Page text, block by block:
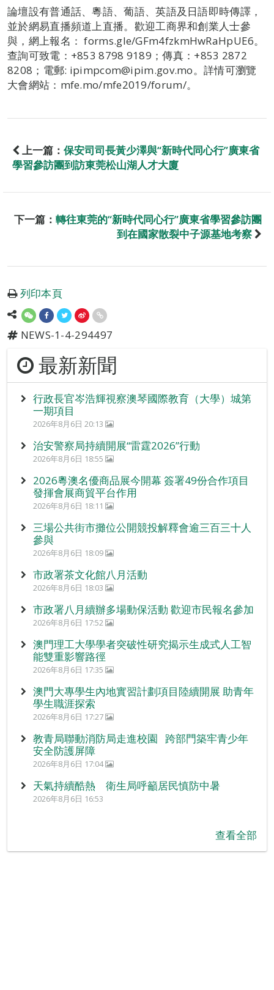
論壇設有普通話、粵語、葡語、英語及日語即時傳譯，
並於網易直播頻道上直播。歡迎工商界和創業人士參
與，網上報名： forms.gle/GFm4fzkmHwRaHpUE6。
查詢可致電：+853 8798 9189；傳真：+853 2872
8208；電郵: ipimpcom@ipim.gov.mo。詳情可瀏覽
大會網站：mfe.mo/mfe2019/forum/。
上一篇： 保安司司長黃少澤與“新時代同心行”廣東省
學習參訪團到訪東莞松山湖人才大廈
下一篇： 轉往東莞的“新時代同心行”廣東省學習參訪團
到在國家散裂中子源基地考察
列印本頁
NEWS-1-4-294497
最新新聞
行政長官岑浩輝視察澳琴國際教育（大學）城第
一期項目
2026年8月6日 20:13
治安警察局持續開展“雷霆2026”行動
2026年8月6日 18:55
2026粵澳名優商品展今開幕 簽署49份合作項目
發揮會展商貿平台作用
2026年8月6日 18:11
三場公共街市攤位公開競投解釋會逾三百三十人
參與
2026年8月6日 18:09
市政署茶文化館八月活動
2026年8月6日 18:03
市政署八月續辦多場動保活動 歡迎市民報名參加
2026年8月6日 17:52
澳門理工大學學者突破性研究揭示生成式人工智
能雙重影響路徑
2026年8月6日 17:35
澳門大專學生內地實習計劃項目陸續開展 助青年
學生職涯探索
2026年8月6日 17:27
教青局聯動消防局走進校園 跨部門築牢青少年
安全防護屏障
2026年8月6日 17:04
天氣持續酷熱 衛生局呼籲居民慎防中暑
2026年8月6日 16:53
查看全部